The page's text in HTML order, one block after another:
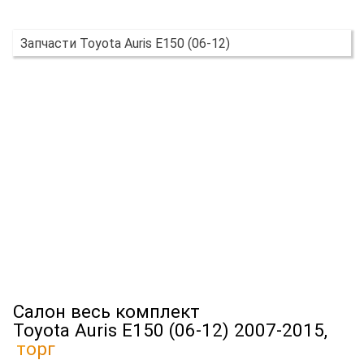
Запчасти Toyota Auris E150 (06-12)
Салон весь комплект
Toyota Auris E150 (06-12) 2007-2015,
торг